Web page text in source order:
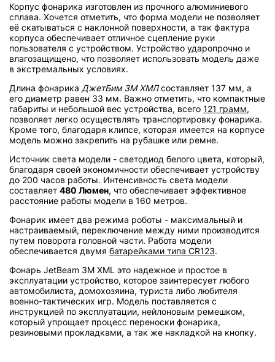
Корпус фонарика изготовлен из прочного алюминиевого
сплава. Хочется отметить, что форма модели не позволяет
её скатываться с наклонной поверхности, а так фактура
корпуса обеспечивает отличное сцепление руки
пользователя с устройством. Устройство ударопрочно и
влагозащищено, что позволяет использовать модель даже
в экстремальных условиях.
Длина фонарика ДжетБим 3М ХМЛсоставляет 137 мм, а
его диаметр равен 33 мм. Важно отметить, что компактные
габариты и небольшой вес устройства, всего 121 грамм,
позволяет легко осуществлять транспортировку фонарика.
Кроме того, благодаря клипсе, которая имеется на корпусе
модель можно закрепить на рубашке или ремне.
Источник света модели - светодиод белого цвета, который,
благодаря своей экономичности обеспечивает устройству
до 200 часов работы. Интенсивность света модели
составляет 480 Люмен, что обеспечивает эффективное
расстояние работы модели в 160 метров.
Фонарик имеет два режима роботы - максимальный и
настраиваемый, переключение между ними производится
путем поворота головной части. Работа модели
обеспечивается двумя батарейками типа CR123.
Фонарь JetBeam 3M XML это надежное и простое в
эксплуатации устройство, которое заинтересует любого
автомобилиста, домохозяина, туриста либо любителя
военно-тактических игр. Модель поставляется с
инструкцией по эксплуатации, нейлоновым ремешком,
который упрощает процесс переноски фонарика,
резиновыми прокладками, а так же накладкой на кнопку.